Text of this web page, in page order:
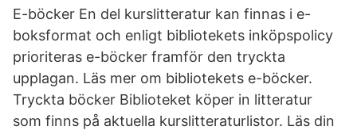
E-böcker En del kurslitteratur kan finnas i e-
boksformat och enligt bibliotekets inköpspolicy
prioriteras e-böcker framför den tryckta
upplagan. Läs mer om bibliotekets e-böcker.
Tryckta böcker Biblioteket köper in litteratur
som finns på aktuella kurslitteraturlistor. Läs din